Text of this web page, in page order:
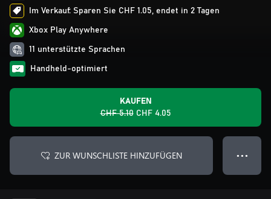
Im Verkauf: Sparen Sie CHF 1.05, endet in 2 Tagen
Xbox Play Anywhere
11 unterstützte Sprachen
Handheld-optimiert
KAUFEN
CHF 5.10 CHF 4.05
ZUR WUNSCHLISTE HINZUFÜGEN ● ● ●